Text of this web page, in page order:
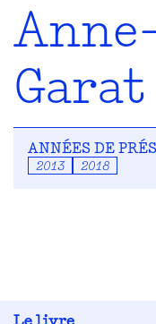
Garat
ANNÉES DE
2013 2018